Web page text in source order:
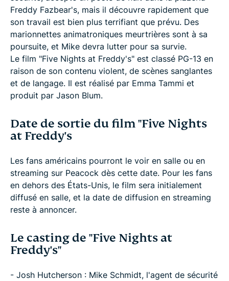
Freddy Fazbear's, mais il découvre rapidement que
son travail est bien plus terrifiant que prévu. Des
marionnettes animatroniques meurtrières sont à sa
poursuite, et Mike devra lutter pour sa survie.
Le film "Five Nights at Freddy's" est classé PG-13 en
raison de son contenu violent, de scènes sanglantes
et de langage. Il est réalisé par Emma Tammi et
produit par Jason Blum.
Date de sortie du film "Five Nights
at Freddy's
Les fans américains pourront le voir en salle ou en
streaming sur Peacock dès cette date. Pour les fans
en dehors des États-Unis, le film sera initialement
diffusé en salle, et la date de diffusion en streaming
reste à annoncer.
Le casting de "Five Nights at
Freddy's"
- Josh Hutcherson : Mike Schmidt, l'agent de sécurité